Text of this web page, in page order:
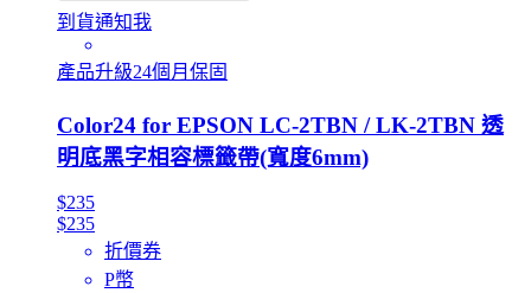
到貨通知我
產品升級24個月保固
Color24 for EPSON LC-2TBN / LK-2TBN 透
明底黑字相容標籤帶(寬度6mm)
$235
$235
折價券
P幣